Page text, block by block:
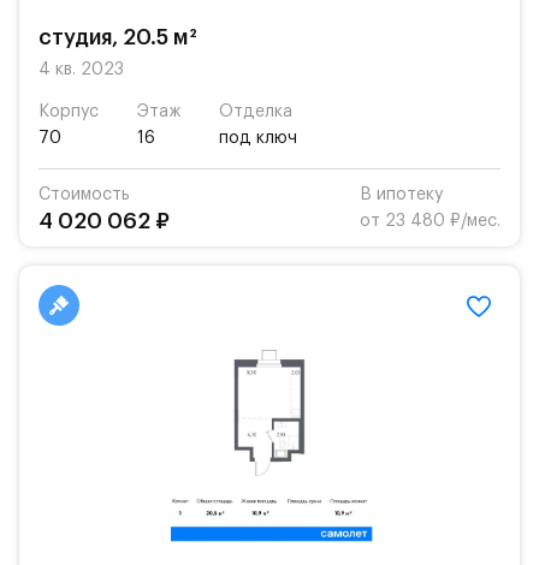
студия, 20.5 м²
4 кв. 2023
Корпус
70
Этаж
16
Отделка
под ключ
Стоимость
4 020 062 ₽
В ипотеку
от 23 480 ₽/мес.